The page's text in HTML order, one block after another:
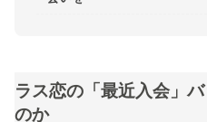
ラス恋の「最近入会」
のか